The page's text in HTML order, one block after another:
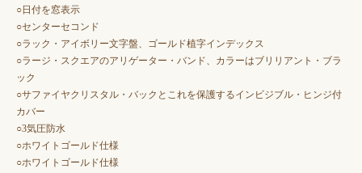
○日付を窓表示
○センターセコンド
○ラック・アイボリー文字盤、ゴールド植字インデックス
○ラージ・スクエアのアリゲーター・バンド、カラーはブリリアント・ブラ
ック
○サファイヤクリスタル・バックとこれを保護するインビジブル・ヒンジ付
カバー
○3気圧防水
○ホワイトゴールド仕様
○ホワイトゴールド仕様